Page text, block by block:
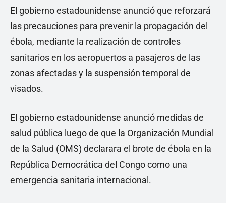
El gobierno estadounidense anunció que reforzará
las precauciones para prevenir la propagación del
ébola, mediante la realización de controles
sanitarios en los aeropuertos a pasajeros de las
zonas afectadas y la suspensión temporal de
visados.
El gobierno estadounidense anunció medidas de
salud pública luego de que la Organización Mundial
de la Salud (OMS) declarara el brote de ébola en la
República Democrática del Congo como una
emergencia sanitaria internacional.